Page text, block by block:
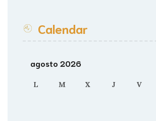
Calendar
agosto 2026
L M X J V